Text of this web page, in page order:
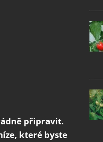
připravit.
které byste